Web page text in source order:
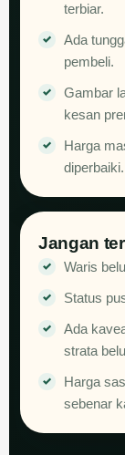
terbiar.
Ada
pembeli.
Gambar
kesan
Harga
diperbaiki.
Jangan
Waris
Status
Ada
strata
Harga
sebenar